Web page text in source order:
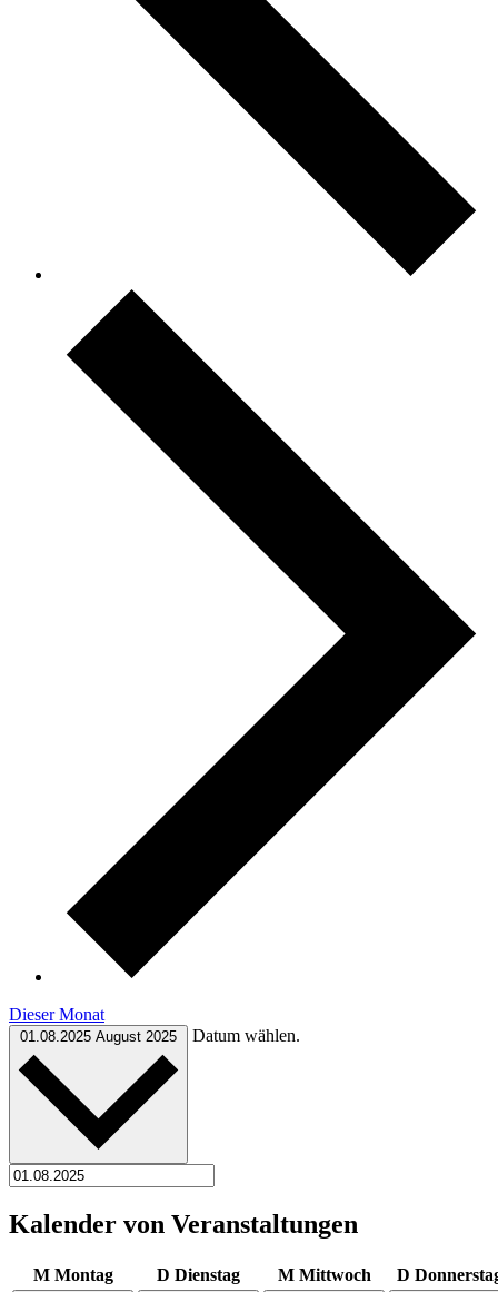
Dieser Monat
01.08.2025 August 2025 Datum wählen.
Kalender von Veranstaltungen
M Montag D Dienstag M Mittwoch D